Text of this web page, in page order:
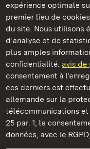
expérience optimale
premier lieu de
du site. Nous utilisons
d’analyse et de
plus amples
confidentialité. avis de
consentement à
ces derniers est
allemande sur la
télécommunications et
25 par. 1, le
données, avec le
Châteaux et jardins
Château de Solitude
Châteaux et jardins
FAQ et réponses
Explications sur
BITV-konform